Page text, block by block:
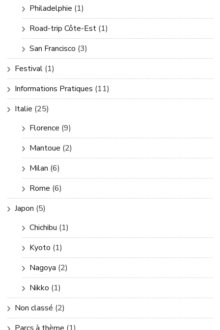
Philadelphie (1)
Road-trip Côte-Est (1)
San Francisco (3)
Festival (1)
Informations Pratiques (11)
Italie (25)
Florence (9)
Mantoue (2)
Milan (6)
Rome (6)
Japon (5)
Chichibu (1)
Kyoto (1)
Nagoya (2)
Nikko (1)
Non classé (2)